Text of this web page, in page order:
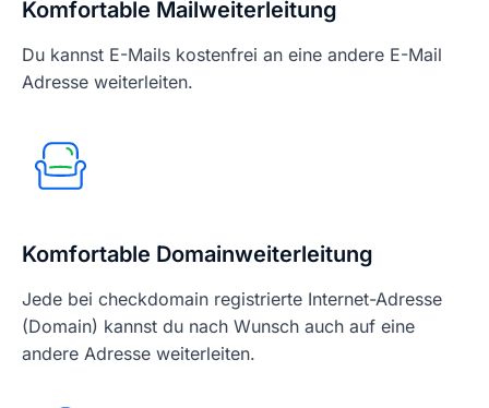
Komfortable Mailweiterleitung
Du kannst E-Mails kostenfrei an eine andere E-Mail
Adresse weiterleiten.
Komfortable Domainweiterleitung
Jede bei checkdomain registrierte Internet-Adresse
(Domain) kannst du nach Wunsch auch auf eine
andere Adresse weiterleiten.